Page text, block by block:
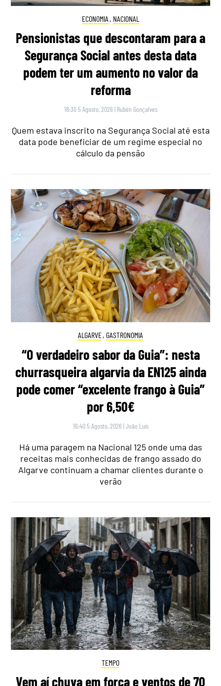
ECONOMIA , NACIONAL
Pensionistas que descontaram para a
Segurança Social antes desta data
podem ter um aumento no valor da
reforma
18:30 5 Agosto, 2026 | Rubén Gonçalves
Quem estava inscrito na Segurança Social até esta
data pode beneficiar de um regime especial no
cálculo da pensão
ALGARVE, GASTRONOMIA
“O verdadeiro sabor da Guia”: nesta
churrasqueira algarvia da EN125 ainda
pode comer “excelente frango à Guia”
por 6,50€
16:40 5 Agosto, 2026 |João Luís
Há uma paragem na Nacional 125 onde uma das
receitas mais conhecidas de frango assado do
Algarve continuam a chamar clientes durante o
verão
TEMPO
Vem aí chuva em força e ventos de 70